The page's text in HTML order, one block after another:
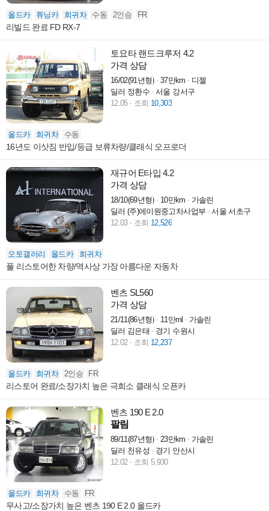
올드카 튜닝카 희귀차 수동 2인승 FR
리빌드 완료 FD RX-7
토요타 랜드크루저 4.2
가격 상담
16/02(91년형) 37만km
디젤
딜러 정환수
서울 강서구
12.05
조회 10,303
올드카 희귀차 수동
16년도 이삿짐 반입/등급 보류차량/클래식 오프로더
재규어 E타입 4.2
가격 상담
18/10(69년형) 10만km
가솔린
딜러 (주)에이원중고차사업부
서울 서초구
12.03
조회 12,526
오토갤러리 올드카 희귀차
풀 리스토어한 차량/역사상 가장 아름다운 자동차
벤츠 SL560
가격 상담
21/11(86년형) 11만ml
가솔린
딜러 김은태
경기 수원시
12.02
조회 12,237
올드카 희귀차 2인승 FR
리스토어 완료/소장가치 높은 극희소 클래식 오픈카
벤츠 190 E 2.0
팔림
89/11(87년형) 23만km
가솔린
딜러 천유성
경기 안산시
12.02
조회 5,930
올드카 희귀차 수동 FR
무사고/소장가치 높은 벤츠 190 E 2.0 올드카